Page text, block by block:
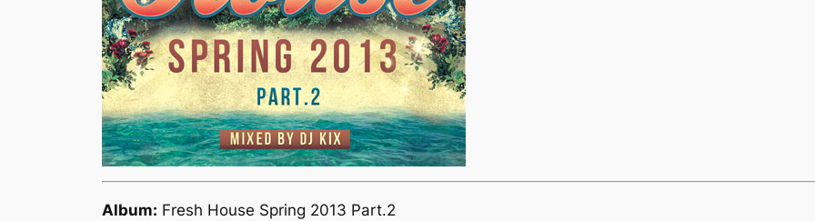
Album: Fresh House Spring 2013 Part.2